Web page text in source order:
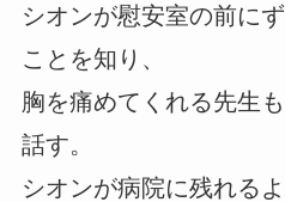
シオンが慰安室の前に
ことを知り、
胸を痛めてくれる先生
話す。
シオンが病院に残れる